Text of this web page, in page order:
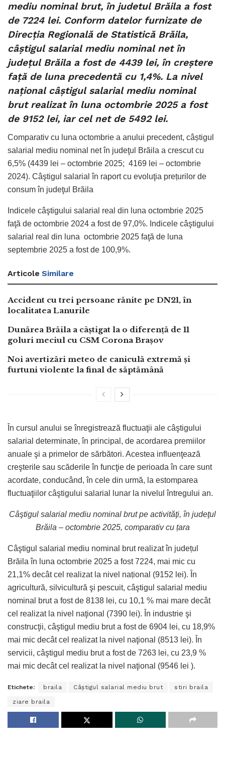
mediu nominal brut, în judetul Brăila a fost
de 7224 lei. Conform datelor furnizate de
Direcția Regională de Statistică Brăila,
câştigul salarial mediu nominal net în
județul Brăila a fost de 4439 lei, în creștere
faţă de luna precedentă cu 1,4%. La nivel
național câştigul salarial mediu nominal
brut realizat în luna octombrie 2025 a fost
de 9152 lei, iar cel net de 5492 lei.
Comparativ cu luna octombrie a anului precedent, câștigul
salarial mediu nominal net în judeţul Brăila a crescut cu
6,5% (4439 lei – octombrie 2025; 4169 lei – octombrie
2024). Câştigul salarial în raport cu evoluţia prețurilor de
consum în judeţul Brăila
Indicele câştigului salarial real din luna octombrie 2025
faţă de octombrie 2024 a fost de 97,0%. Indicele câştigului
salarial real din luna octombrie 2025 faţă de luna
septembrie 2025 a fost de 100,9%.
Articole Similare
Accident cu trei persoane rănite pe DN21, în
localitatea Lanurile
Dunărea Brăila a câștigat la o diferență de 11
goluri meciul cu CSM Corona Brașov
Noi avertizări meteo de caniculă extremă și
furtuni violente la final de săptămână
În cursul anului se înregistrează fluctuaţii ale câştigului
salarial determinate, în principal, de acordarea premiilor
anuale şi a primelor de sărbători. Acestea influenţează
creşterile sau scăderile în funcţie de perioada în care sunt
acordate, conducând, în cele din urmă, la estomparea
fluctuaţiilor câştigului salarial lunar la nivelul întregului an.
Câştigul salarial mediu nominal brut pe activităţi, în judeţul
Brăila – octombrie 2025, comparativ cu țara
Câştigul salarial mediu nominal brut realizat în județul
Brăila în luna octombrie 2025 a fost 7224, mai mic cu
21,1% decât cel realizat la nivel național (9152 lei). În
agricultură, silvicultură şi pescuit, câştigul salarial mediu
nominal brut a fost de 8138 lei, cu 10,1 % mai mare decât
cel realizat la nivel naţional (7390 lei). În industrie şi
construcţii, câştigul mediu brut a fost de 6904 lei, cu 18,9%
mai mic decât cel realizat la nivel naţional (8513 lei). În
servicii, câştigul mediu brut a fost de 7263 lei, cu 23,9 %
mai mic decât cel realizat la nivel naţional (9546 lei ).
Etichete: braila Câștigul salarial mediu brut stiri braila
ziare braila